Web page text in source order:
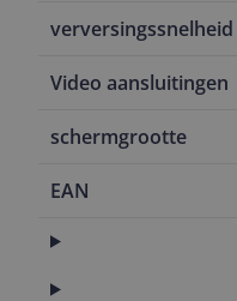
verversingssnelheid
Video aansluitingen
schermgrootte
EAN